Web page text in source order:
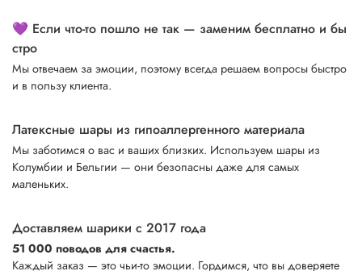
💜 Если что-то пошло не так — заменим бесплатно и бы
стро
Мы отвечаем за эмоции, поэтому всегда решаем вопросы быстро
и в пользу клиента.
Латексные шары из гипоаллергенного материала
Мы заботимся о вас и ваших близких. Используем шары из
Колумбии и Бельгии — они безопасны даже для самых
маленьких.
Доставляем шарики с 2017 года
51 000 поводов для счастья.
Каждый заказ — это чьи-то эмоции. Гордимся, что вы доверяете